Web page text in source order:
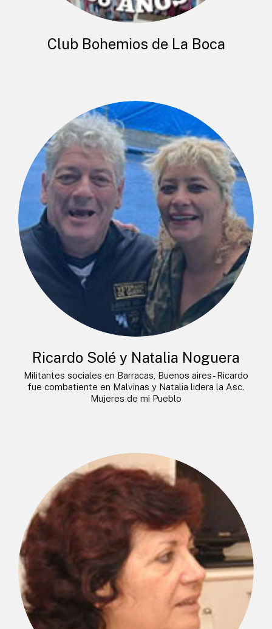
Club Bohemios de La Boca
Ricardo Solé y Natalia Noguera
Militantes sociales en Barracas, Buenos aires- Ricardo
fue combatiente en Malvinas y Natalia lidera la Asc.
Mujeres de mi Pueblo